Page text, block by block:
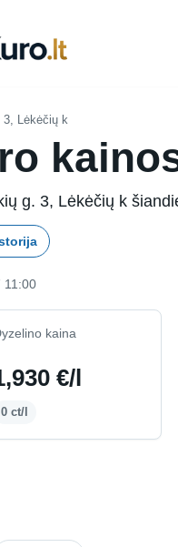
3, Lėkėčių k
g. 3, Lėkėčių k
11:00
kaina
€/l
0 ct/l